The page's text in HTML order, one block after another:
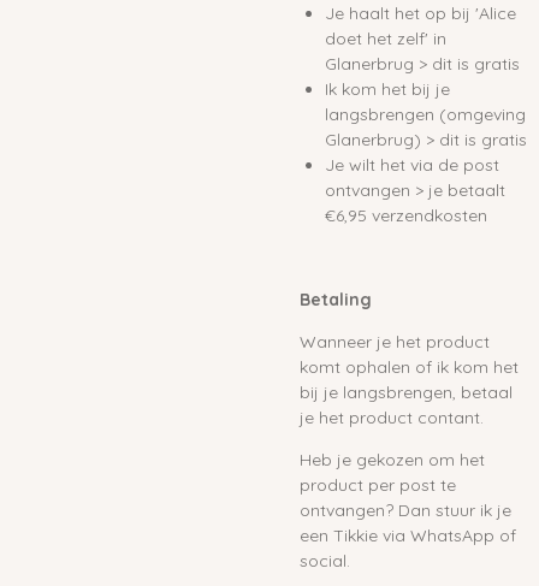
Je haalt het op bij 'Alice
doet het zelf' in
Glanerbrug > dit is gratis
Ik kom het bij je
langsbrengen (omgeving
Glanerbrug) > dit is gratis
Je wilt het via de post
ontvangen > je betaalt
€6,95 verzendkosten
Betaling
Wanneer je het product
komt ophalen of ik kom het
bij je langsbrengen, betaal
je het product contant.
Heb je gekozen om het
product per post te
ontvangen? Dan stuur ik je
een Tikkie via WhatsApp of
social.